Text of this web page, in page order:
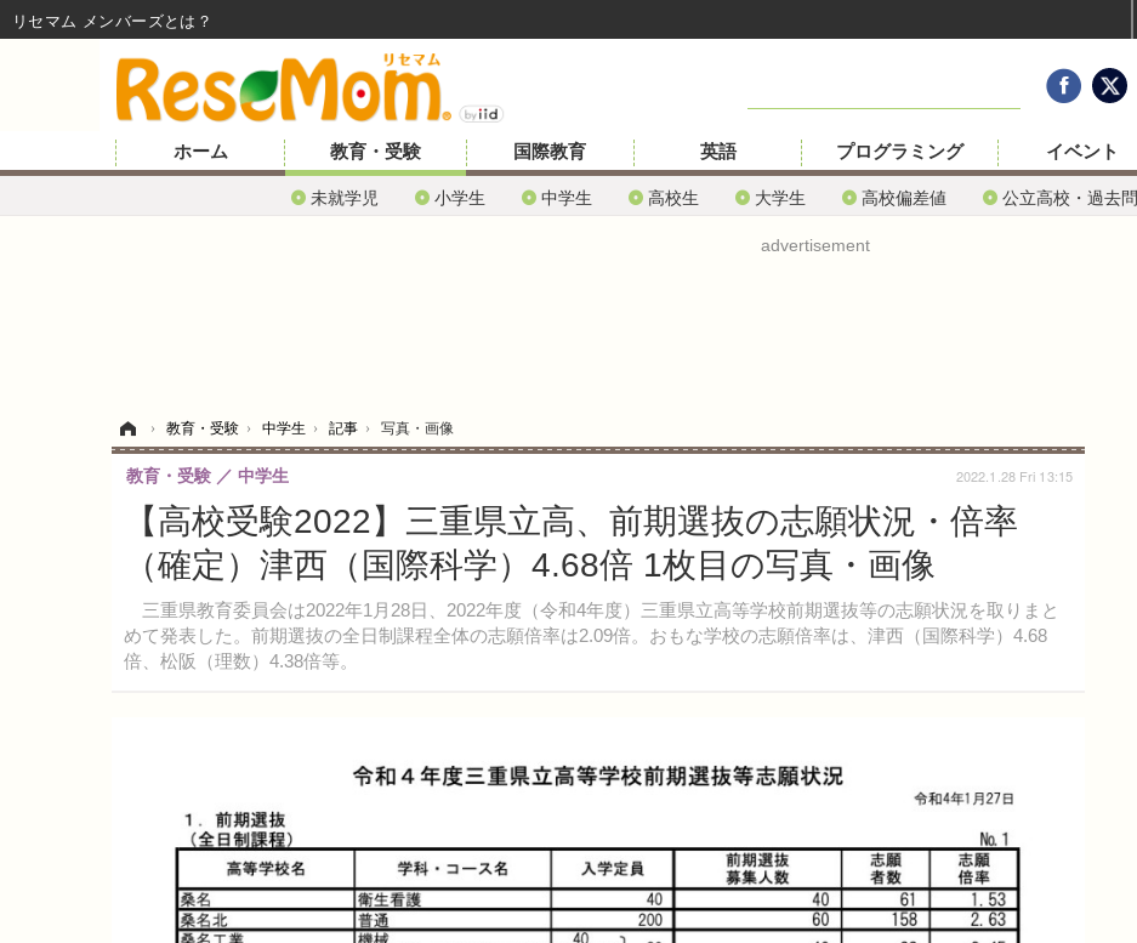
ホーム 教育・受験
未就学児 小学生 中学生 高校生 大学生 高校偏差値 公立高校・過去問
国際教育 英語 プログラミング イベント
advertisement
› 教育・受験 › 中学生 › 記事 › 写真・画像
【高校受験2022】三重県立高、前期選抜の志願状況・倍率
（確定）津西（国際科学）4.68倍 1枚目の写真・画像
三重県教育委員会は2022年1月28日、2022年度（令和4年度）三重県立高等学校前期選抜等の志願状況を取りまと
めて発表した。前期選抜の全日制課程全体の志願倍率は2.09倍。おもな学校の志願倍率は、津西（国際科学）4.68
倍、松阪（理数）4.38倍等。
教育・受験 中学生 2022.1.28 Fri 13:15
リセマム メンバーズ